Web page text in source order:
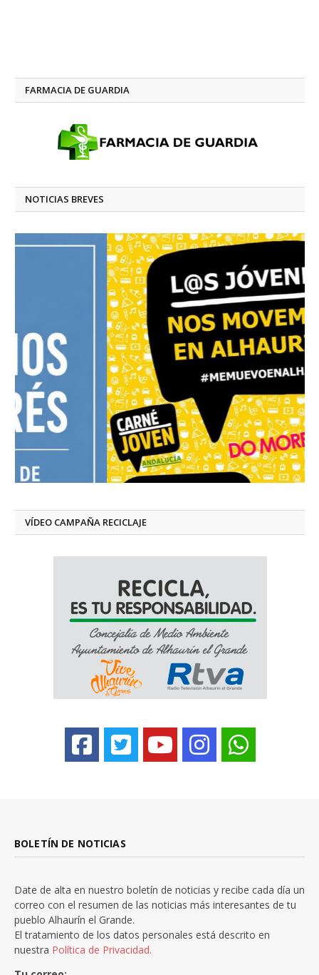
FARMACIA DE GUARDIA
NOTICIAS BREVES
VÍDEO CAMPAÑA RECICLAJE
BOLETÍN DE NOTICIAS
Date de alta en nuestro boletín de noticias y recibe cada día un
correo con el resumen de las noticias más interesantes de tu
pueblo Alhaurín el Grande.
El tratamiento de los datos personales está descrito en
nuestra Política de Privacidad.